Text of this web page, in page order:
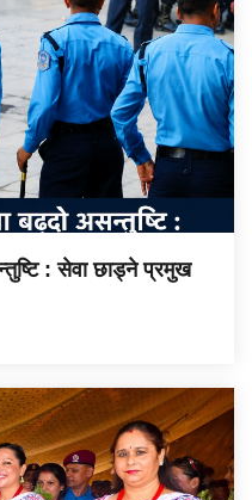
: सेवा छाड्ने प्रमुख